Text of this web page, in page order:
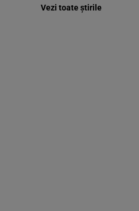
Vezi toate știrile